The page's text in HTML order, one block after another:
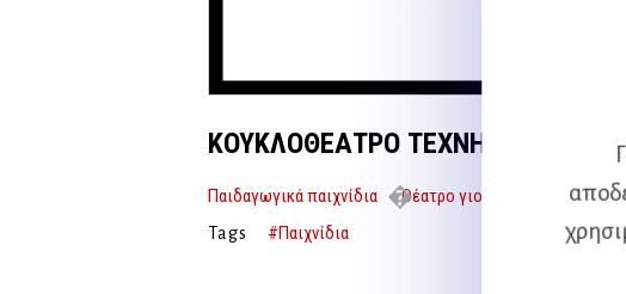
ΚΟΥΚΛΟΘΕΑΤΡΟ ΤΕΧΝΗ ΚΑΙ
Παιδαγωγικά παιχνίδια Θέατρο γιορτές
Tags #Παιχνίδια